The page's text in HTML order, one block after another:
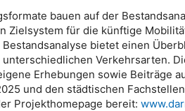
bauen auf der
Zielsystem für die künftige
bietet einen
Verkehrsarten.
Erhebungen sowie Beiträge
und den städtischen
Projekthomepage bereit: